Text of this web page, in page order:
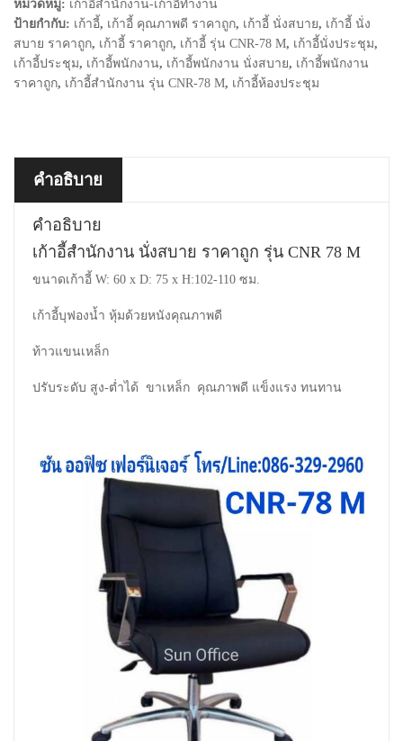
หมวดหมู่: เก้าอี้สำนักงาน-เก้าอี้ทำงาน
ป้ายกำกับ: เก้าอี้, เก้าอี้ คุณภาพดี ราคาถูก, เก้าอี้ นั่งสบาย, เก้าอี้ นั่ง
สบาย ราคาถูก, เก้าอี้ ราคาถูก, เก้าอี้ รุ่น CNR-78 M, เก้าอี้นั่งประชุม,
เก้าอี้ประชุม, เก้าอี้พนักงาน, เก้าอี้พนักงาน นั่งสบาย, เก้าอี้พนักงาน
ราคาถูก, เก้าอี้สำนักงาน รุ่น CNR-78 M, เก้าอี้ห้องประชุม
คำอธิบาย
คำอธิบาย
เก้าอี้สำนักงาน นั่งสบาย ราคาถูก รุ่น CNR 78 M
ขนาดเก้าอี้ W: 60 x D: 75 x H:102-110 ซม.
เก้าอี้บุฟองน้ำ หุ้มด้วยหนังคุณภาพดี
ท้าวแขนเหล็ก
ปรับระดับ สูง-ต่ำได้ ขาเหล็ก คุณภาพดี แข็งแรง ทนทาน